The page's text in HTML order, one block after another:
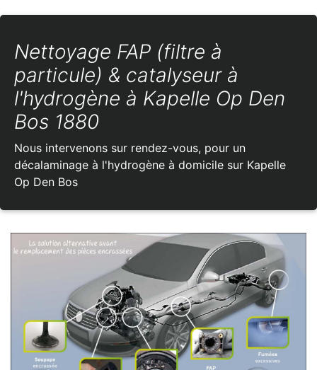
Nettoyage FAP (filtre à
particule) & catalyseur à
l'hydrogène à Kapelle Op Den
Bos 1880
Nous intervenons sur rendez-vous, pour un
décalaminage à l'hydrogène à domicile sur Kapelle
Op Den Bos